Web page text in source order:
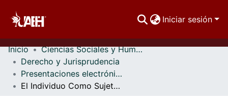
Iniciar sesión
Comunidades
Buscar Por
Inicio
Ciencias Sociales y Humanidades
Derecho y Jurisprudencia
Presentaciones electrónicas
El Individuo Como Sujeto De Derecho Internacional Público.